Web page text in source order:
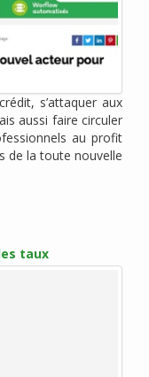
s’attaquer aux
aussi faire circuler
au profit
de la toute nouvelle
taux